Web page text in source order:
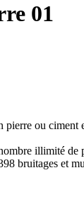
01
pierre ou
illimité de
bruitages et